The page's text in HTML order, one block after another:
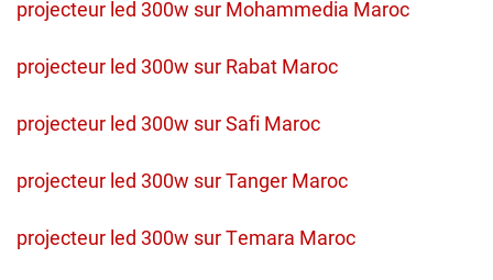
projecteur led 300w sur Mohammedia Maroc
projecteur led 300w sur Rabat Maroc
projecteur led 300w sur Safi Maroc
projecteur led 300w sur Tanger Maroc
projecteur led 300w sur Temara Maroc